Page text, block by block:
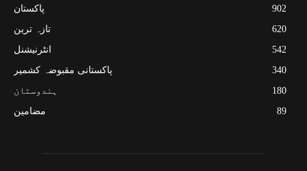
پاکستان
902
تازہ ترین
620
انٹرنیشنل
542
پاکستانی مقبوضہ کشمیر
340
ہندوستان
180
مضامین
89